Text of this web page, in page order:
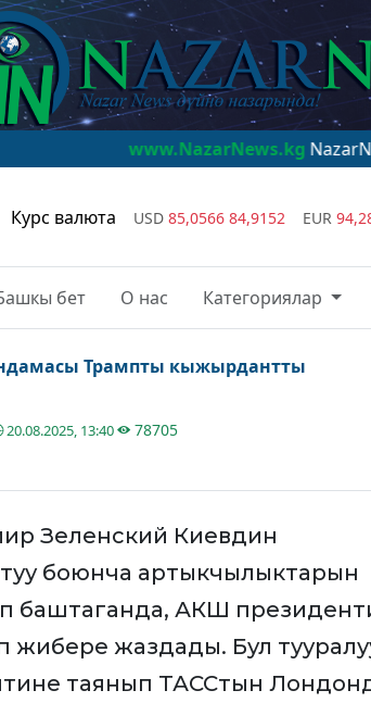
www.NazarNews.kgNazarNews -
Курс валюта USD 85,0566 84,9152 EUR
бет О нас Категориялар
Трампты кыжырдантты
20.08.2025, 13:40
78705
Зеленский Киевдин
боюнча артыкчылыктарын
баштаганда, АКШ
жибере жаздады. Бул
таянып ТАССтын